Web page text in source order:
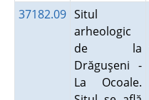
37182.09 Situl
arheologic
de la
Drăguşeni -
La Ocoale.